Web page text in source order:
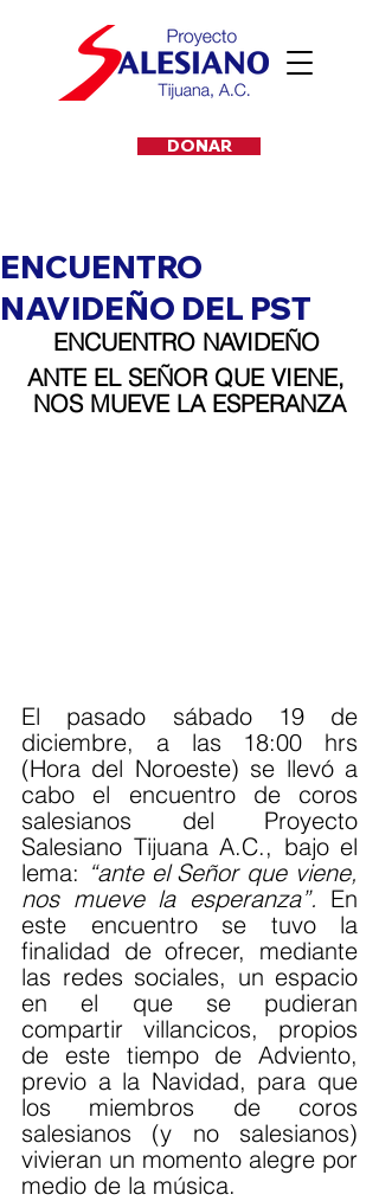
DONAR
ENCUENTRO
NAVIDEÑO DEL PST
ENCUENTRO NAVIDEÑO
ANTE EL SEÑOR QUE VIENE,
NOS MUEVE LA ESPERANZA
El pasado sábado 19 de
diciembre, a las 18:00 hrs
(Hora del Noroeste) se llevó a
cabo el encuentro de coros
salesianos del Proyecto
Salesiano Tijuana A.C., bajo el
lema: “ante el Señor que viene,
nos mueve la esperanza”. En
este encuentro se tuvo la
finalidad de ofrecer, mediante
las redes sociales, un espacio
en el que se pudieran
compartir villancicos, propios
de este tiempo de Adviento,
previo a la Navidad, para que
los miembros de coros
salesianos (y no salesianos)
vivieran un momento alegre por
medio de la música.